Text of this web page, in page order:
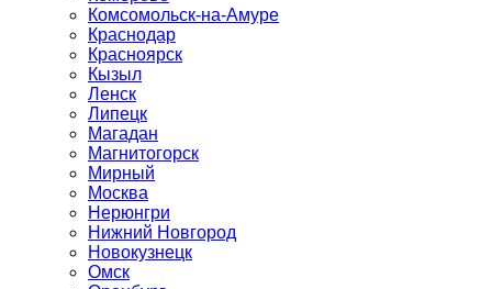
Комсомольск-на-Амуре
Краснодар
Красноярск
Кызыл
Ленск
Липецк
Магадан
Магнитогорск
Мирный
Москва
Нерюнгри
Нижний Новгород
Новокузнецк
Омск